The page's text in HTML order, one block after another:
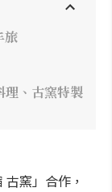
旅
理、古窯特製
窯」合作，